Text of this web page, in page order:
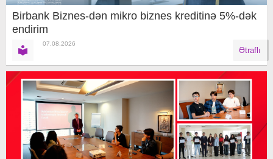
Birbank Biznes-dən mikro biznes kreditinə 5%-dək
endirim
07.08.2026
Ətraflı